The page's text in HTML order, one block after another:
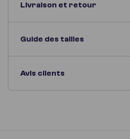
Livraison et retour
Guide des tailles
Avis clients